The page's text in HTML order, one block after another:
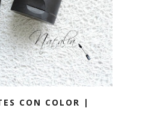
CON COLOR |